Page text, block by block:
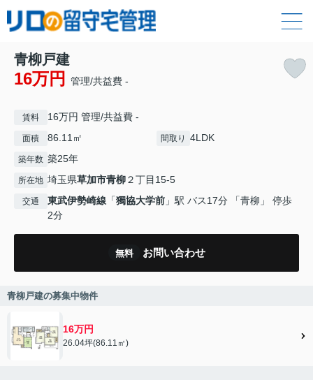
青柳戸建
16万円 管理/共益費 -
賃料 16万円 管理/共益費 -
面積 86.11㎡ 間取り 4LDK
築年数 築25年
所在地 埼玉県草加市青柳２丁目15-5
交通 東武伊勢崎線 「獨協大学前 」駅 バス17分 「青柳」 停歩
2分
無料 お問い合わせ
青柳戸建の募集中物件
16万円
26.04坪(86.11㎡)